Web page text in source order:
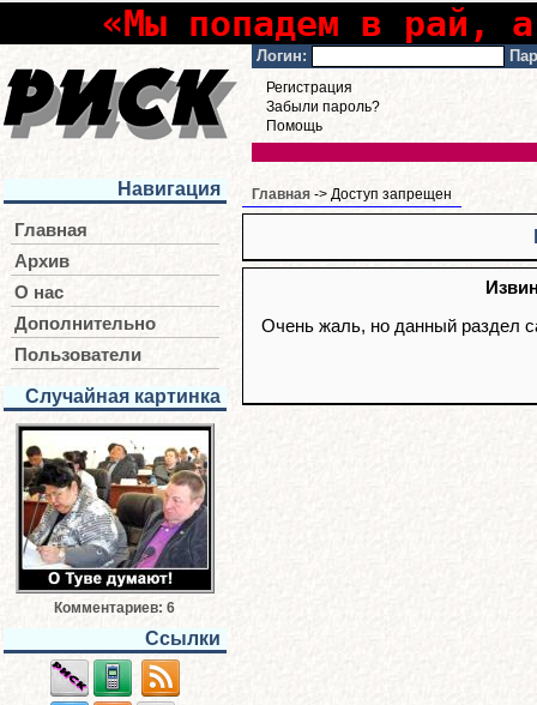
«Мы попадем в рай,
Логин:
Регистрация
Забыли пароль?
Помощь
Навигация
Главная
Архив
О нас
Дополнительно
Пользователи
Случайная картинка
Комментариев: 6
Ссылки
Главная -> Доступ запрещен
Очень жаль, но данный раздел